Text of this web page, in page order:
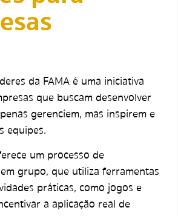
da FAMA é uma iniciativa
que buscam desenvolver
gerenciem, mas inspirem e
equipes.
um processo de
grupo, que utiliza ferramentas
práticas, como jogos e
a aplicação real de